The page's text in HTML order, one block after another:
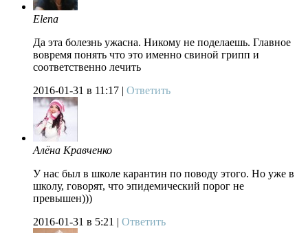
Elena
Да эта болезнь ужасна. Никому не поделаешь. Главное
вовремя понять что это именно свиной грипп и
соответственно лечить
2016-01-31 в 11:17 | Ответить
Алёна Кравченко
У нас был в школе карантин по поводу этого. Но уже в
школу, говорят, что эпидемический порог не
превышен)))
2016-01-31 в 5:21 | Ответить